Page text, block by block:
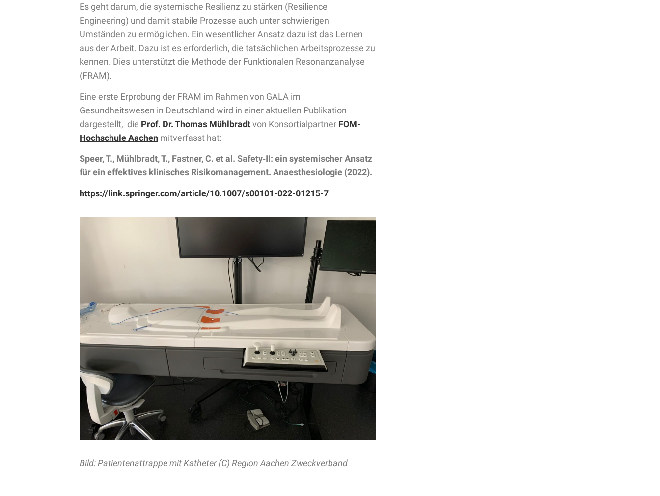
Es geht darum, die systemische Resilienz zu stärken (Resilience
Engineering) und damit stabile Prozesse auch unter schwierigen
Umständen zu ermöglichen. Ein wesentlicher Ansatz dazu ist das Lernen
aus der Arbeit. Dazu ist es erforderlich, die tatsächlichen Arbeitsprozesse zu
kennen. Dies unterstützt die Methode der Funktionalen Resonanzanalyse
(FRAM).
Eine erste Erprobung der FRAM im Rahmen von GALA im
Gesundheitswesen in Deutschland wird in einer aktuellen Publikation
dargestellt, die Prof. Dr. Thomas Mühlbradtvon Konsortialpartner FOM-
Hochschule Aachen mitverfasst hat:
Speer, T., Mühlbradt, T., Fastner, C. et al. Safety‑II: ein systemischer Ansatz
für ein effektives klinisches Risikomanagement. Anaesthesiologie (2022).
https://link.springer.com/article/10.1007/s00101-022-01215-7
Bild: Patientenattrappe mit Katheter (C) Region Aachen Zweckverband